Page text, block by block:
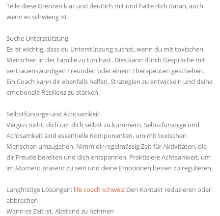
Teile diese Grenzen klar und deutlich mit und halte dich daran, auch
wenn es schwierig ist.
Suche Unterstützung
Es ist wichtig, dass du Unterstützung suchst, wenn du mit toxischen
Menschen in der Familie zu tun hast. Dies kann durch Gespräche mit
vertrauenswürdigen Freunden oder einem Therapeuten geschehen.
Ein Coach kann dir ebenfalls helfen, Strategien zu entwickeln und deine
emotionale Resilienz zu stärken.
Selbstfürsorge und Achtsamkeit
Vergiss nicht, dich um dich selbst zu kümmern. Selbstfürsorge und
Achtsamkeit sind essentielle Komponenten, um mit toxischen
Menschen umzugehen. Nimm dir regelmässig Zeit für Aktivitäten, die
dir Freude bereiten und dich entspannen. Praktiziere Achtsamkeit, um
im Moment präsent zu sein und deine Emotionen besser zu regulieren.
Langfristige Lösungen: life coach schweiz Den Kontakt reduzieren oder
abbrechen
Wann es Zeit ist, Abstand zu nehmen